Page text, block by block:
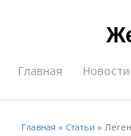
Главная Новости
Главная » Статьи »